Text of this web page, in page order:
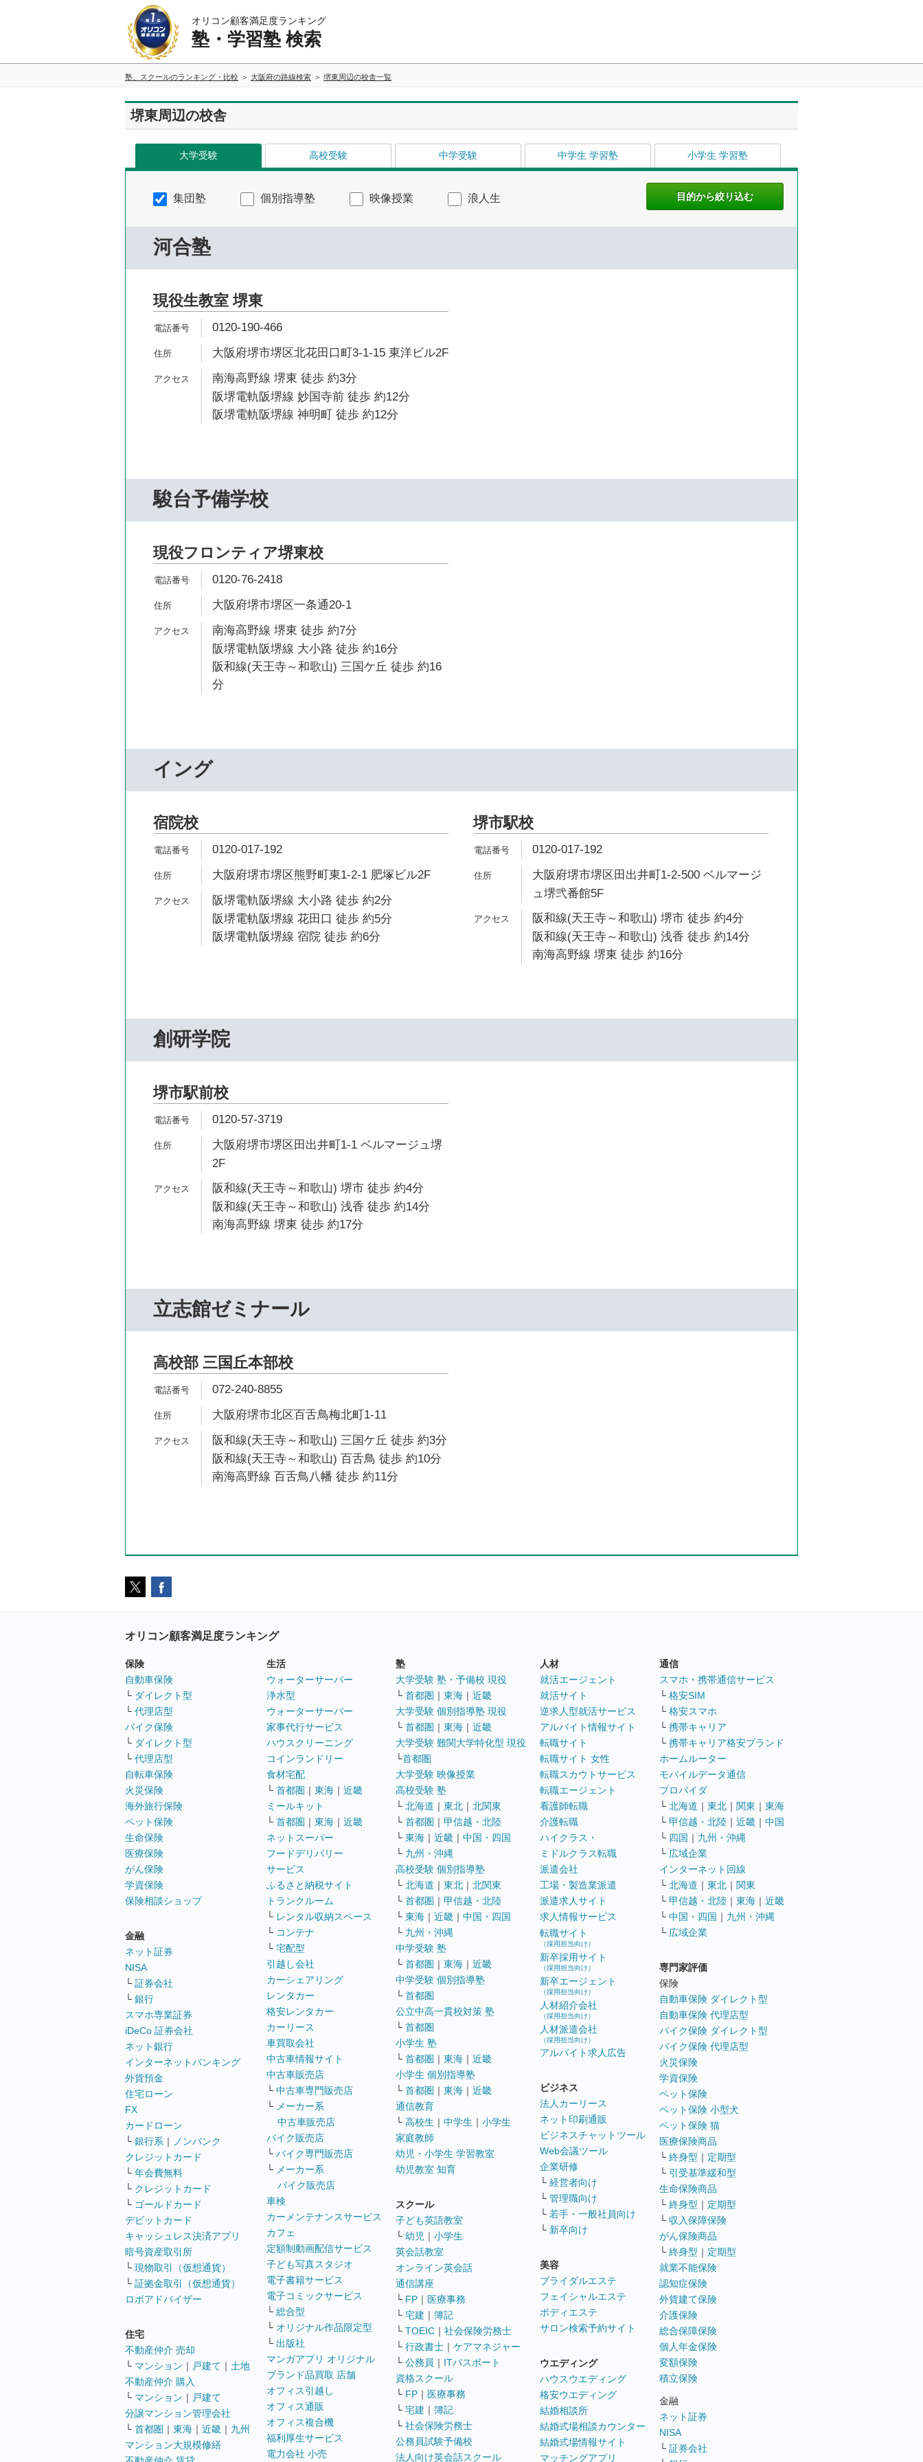
オリコン顧客満足度ランキング
塾・学習塾 検索
塾、スクールのランキング・比較 大阪府の路線検索 堺東周辺の校舎一覧
堺東周辺の校舎
大学受験 高校受験 中学受験 中学生 学習塾 小学生 学習塾
集団塾 個別指導塾 映像授業 浪人生
河合塾
現役生教室 堺東
0120-190-466
大阪府堺市堺区北花田口町3-1-15 東洋ビル2F
南海高野線 堺東 徒歩 約3分
阪堺電軌阪堺線 妙国寺前 徒歩 約12分
阪堺電軌阪堺線 神明町 徒歩 約12分
駿台予備学校
現役フロンティア堺東校
0120-76-2418
大阪府堺市堺区一条通20-1
南海高野線 堺東 徒歩 約7分
阪堺電軌阪堺線 大小路 徒歩 約16分
阪和線(天王寺～和歌山) 三国ケ丘 徒歩 約16
分
イング
宿院校
0120-017-192
大阪府堺市堺区熊野町東1-2-1 肥塚ビル2F
阪堺電軌阪堺線 大小路 徒歩 約2分
阪堺電軌阪堺線 花田口 徒歩 約5分
阪堺電軌阪堺線 宿院 徒歩 約6分
堺市駅校
0120-017-192
大阪府堺市堺区田出井町1-2-500 ベルマージ
ュ堺弐番館5F
阪和線(天王寺～和歌山) 堺市 徒歩 約4分
阪和線(天王寺～和歌山) 浅香 徒歩 約14分
南海高野線 堺東 徒歩 約16分
創研学院
堺市駅前校
0120-57-3719
大阪府堺市堺区田出井町1-1 ベルマージュ堺
2F
阪和線(天王寺～和歌山) 堺市 徒歩 約4分
阪和線(天王寺～和歌山) 浅香 徒歩 約14分
南海高野線 堺東 徒歩 約17分
立志館ゼミナール
高校部 三国丘本部校
072-240-8855
大阪府堺市北区百舌鳥梅北町1-11
阪和線(天王寺～和歌山) 三国ケ丘 徒歩 約3分
阪和線(天王寺～和歌山) 百舌鳥 徒歩 約10分
南海高野線 百舌鳥八幡 徒歩 約11分
オリコン顧客満足度ランキング
保険
自動車保険
└ ダイレクト型
└ 代理店型
バイク保険
└ ダイレクト型
└ 代理店型
自転車保険
火災保険
海外旅行保険
ペット保険
生命保険
医療保険
がん保険
学資保険
保険相談ショップ
金融
ネット証券
NISA
└ 証券会社
└ 銀行
スマホ専業証券
iDeCo 証券会社
ネット銀行
インターネットバンキング
外貨預金
住宅ローン
FX
カードローン
└ 銀行系 ｜
ノンバンク
クレジットカード
└ 年会費無料
└ クレジットカード
└ ゴールドカード
デビットカード
キャッシュレス決済アプリ
暗号資産取引所
└ 現物取引（仮想通貨）
└ 証拠金取引（仮想通貨）
ロボアドバイザー
住宅
不動産仲介 売却
└ マンション ｜ 戸建て ｜ 土地
不動産仲介 購入
└ マンション ｜ 戸建て
分譲マンション管理会社
└ 首都圏 ｜ 東海 ｜ 近畿 ｜ 九州
マンション大規模修繕
生活
ウォーターサーバー
浄水型
ウォーターサーバー
家事代行サービス
ハウスクリーニング
コインランドリー
食材宅配
└ 首都圏 ｜ 東海 ｜ 近畿
ミールキット
└ 首都圏 ｜ 東海 ｜ 近畿
ネットスーパー
フードデリバリー
サービス
ふるさと納税サイト
トランクルーム
└ レンタル収納スペース
└ コンテナ
└ 宅配型
引越し会社
カーシェアリング
レンタカー
格安レンタカー
カーリース
車買取会社
中古車情報サイト
中古車販売店
└ 中古車専門販売店
└ メーカー系
中古車販売店
バイク販売店
└ バイク専門販売店
└ メーカー系
バイク販売店
車検
カーメンテナンスサービス
カフェ
定額制動画配信サービス
子ども写真スタジオ
電子書籍サービス
電子コミックサービス
└ 総合型
└ オリジナル作品限定型
└ 出版社
マンガアプリ オリジナル
ブランド品買取 店舗
オフィス引越し
オフィス通販
オフィス複合機
福利厚生サービス
電力会社 小売
塾
大学受験 塾・予備校 現役
└ 首都圏 ｜ 東海 ｜ 近畿
大学受験 個別指導塾 現役
└ 首都圏 ｜ 東海 ｜ 近畿
大学受験 難関大学特化型 現役
└首都圏
大学受験 映像授業
高校受験 塾
└ 北海道 ｜ 東北 ｜ 北関東
└ 首都圏 ｜ 甲信越・北陸
└ 東海 ｜ 近畿 ｜ 中国・四国
└ 九州・沖縄
高校受験 個別指導塾
└ 北海道 ｜ 東北 ｜ 北関東
└ 首都圏 ｜ 甲信越・北陸
└ 東海 ｜ 近畿 ｜ 中国・四国
└ 九州・沖縄
中学受験 塾
└ 首都圏 ｜ 東海 ｜ 近畿
中学受験 個別指導塾
└ 首都圏
公立中高一貫校対策 塾
└ 首都圏
小学生 塾
└ 首都圏 ｜ 東海 ｜ 近畿
小学生 個別指導塾
└ 首都圏 ｜ 東海 ｜ 近畿
通信教育
└ 高校生 ｜ 中学生 ｜ 小学生
家庭教師
幼児・小学生 学習教室
幼児教室 知育
スクール
子ども英語教室
└ 幼児 ｜ 小学生
英会話教室
オンライン英会話
通信講座
└ FP ｜ 医療事務
└ 宅建 ｜ 簿記
└ TOEIC ｜ 社会保険労務士
└ 行政書士 ｜ ケアマネジャー
└ 公務員 ｜ ITパスポート
資格スクール
└ FP ｜ 医療事務
└ 宅建 ｜ 簿記
└ 社会保険労務士
公務員試験予備校
法人向け英会話スクール
人材
就活エージェント
就活サイト
逆求人型就活サービス
アルバイト情報サイト
転職サイト
転職サイト 女性
転職スカウトサービス
転職エージェント
看護師転職
介護転職
ハイクラス・
ミドルクラス転職
派遣会社
工場・製造業派遣
派遣求人サイト
求人情報サービス
転職サイト
（採用担当向け）
新卒採用サイト
（採用担当向け）
新卒エージェント
（採用担当向け）
人材紹介会社
（採用担当向け）
人材派遣会社
（採用担当向け）
アルバイト求人広告
ビジネス
法人カーリース
ネット印刷通販
ビジネスチャットツール
Web会議ツール
企業研修
└ 経営者向け
└ 管理職向け
└ 若手・一般社員向け
└ 新卒向け
美容
ブライダルエステ
フェイシャルエステ
ボディエステ
サロン検索予約サイト
ウエディング
ハウスウエディング
格安ウエディング
結婚相談所
結婚式場相談カウンター
結婚式場情報サイト
マッチングアプリ
通信
スマホ・携帯通信サービス
└ 格安SIM
└ 格安スマホ
└ 携帯キャリア
└ 携帯キャリア格安ブランド
ホームルーター
モバイルデータ通信
プロバイダ
└ 北海道 ｜ 東北 ｜ 関東 ｜ 東海
└ 甲信越・北陸 ｜ 近畿 ｜ 中国
└ 四国 ｜ 九州・沖縄
└ 広域企業
インターネット回線
└ 北海道 ｜ 東北 ｜ 関東
└ 甲信越・北陸 ｜ 東海 ｜ 近畿
└ 中国・四国 ｜ 九州・沖縄
└ 広域企業
専門家評価
保険
自動車保険 ダイレクト型
自動車保険 代理店型
バイク保険 ダイレクト型
バイク保険 代理店型
火災保険
学資保険
ペット保険
ペット保険 小型犬
ペット保険 猫
医療保険商品
└ 終身型 ｜ 定期型
└ 引受基準緩和型
生命保険商品
└ 終身型 ｜ 定期型
└ 収入保障保険
がん保険商品
└ 終身型 ｜ 定期型
就業不能保険
認知症保険
外貨建て保険
介護保険
総合保障保険
個人年金保険
変額保険
積立保険
金融
ネット証券
NISA
└ 証券会社